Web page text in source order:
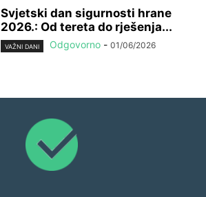
Svjetski dan sigurnosti hrane
2026.: Od tereta do rješenja...
VAŽNI DANI Odgovorno - 01/06/2026